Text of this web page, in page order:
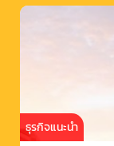
ธุรกิจแนะนำ